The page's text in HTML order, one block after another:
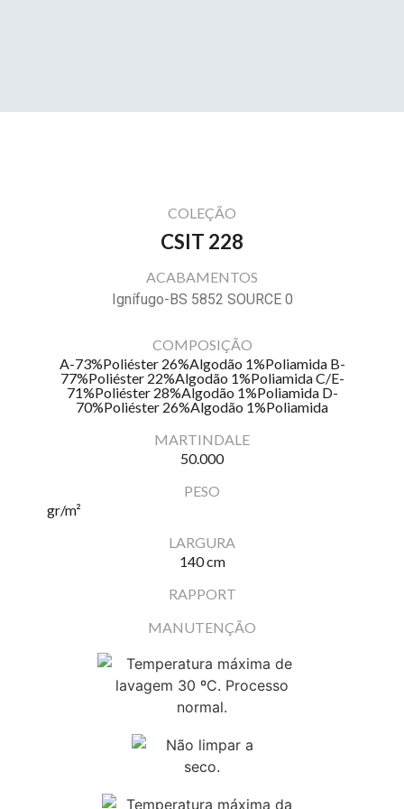
COLEÇÃO
CSIT 228
ACABAMENTOS
Ignífugo-BS 5852 SOURCE 0
COMPOSIÇÃO
A-73%Poliéster 26%Algodão 1%Poliamida B-
77%Poliéster 22%Algodão 1%Poliamida C/E-
71%Poliéster 28%Algodão 1%Poliamida D-
70%Poliéster 26%Algodão 1%Poliamida
MARTINDALE
50.000
PESO
gr/m²
LARGURA
140 cm
RAPPORT
MANUTENÇÃO